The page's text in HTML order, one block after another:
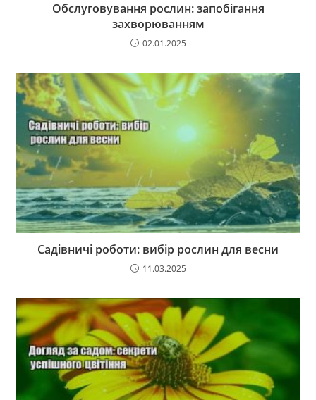
Обслуговування рослин: запобігання
захворюванням
02.01.2025
Садівничі роботи: вибір рослин для весни
11.03.2025